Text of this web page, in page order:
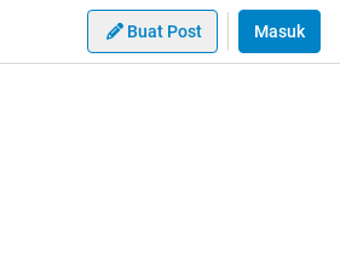
Buat Post Masuk